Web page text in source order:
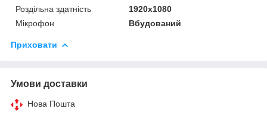
Роздільна здатність
1920x1080
Мікрофон
Вбудований
Приховати
Умови доставки
Нова Пошта